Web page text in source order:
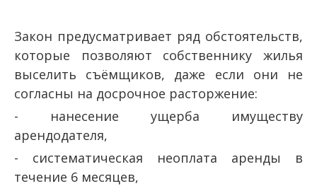
Закон предусматривает ряд обстоятельств,
которые позволяют собственнику жилья
выселить съёмщиков, даже если они не
согласны на досрочное расторжение:
- нанесение ущерба имуществу
арендодателя,
- систематическая неоплата аренды в
течение 6 месяцев,